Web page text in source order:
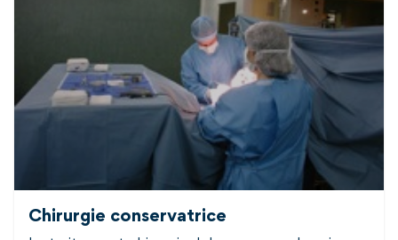
Chirurgie conservatrice